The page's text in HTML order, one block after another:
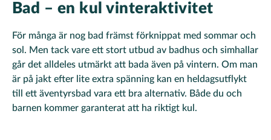
Bad – en kul vinteraktivitet
För många är nog bad främst förknippat med sommar och
sol. Men tack vare ett stort utbud av badhus och simhallar
går det alldeles utmärkt att bada även på vintern. Om man
är på jakt efter lite extra spänning kan en heldagsutflykt
till ett äventyrsbad vara ett bra alternativ. Både du och
barnen kommer garanterat att ha riktigt kul.